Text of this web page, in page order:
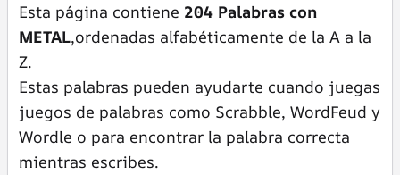
Esta página contiene 204 Palabras con
METAL,ordenadas alfabéticamente de la A a la
Z.
Estas palabras pueden ayudarte cuando juegas
juegos de palabras como Scrabble, WordFeud y
Wordle o para encontrar la palabra correcta
mientras escribes.